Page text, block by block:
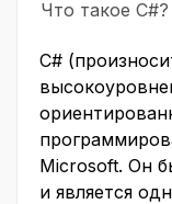
Что такое C#?
C#
Microsoft. Он
и является